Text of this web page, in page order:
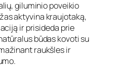
giluminio poveikio
aktyvina kraujotaką,
ir prisideda prie
būdas kovoti su
raukšles ir